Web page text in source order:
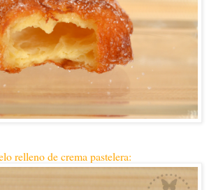
relleno de crema pastelera: